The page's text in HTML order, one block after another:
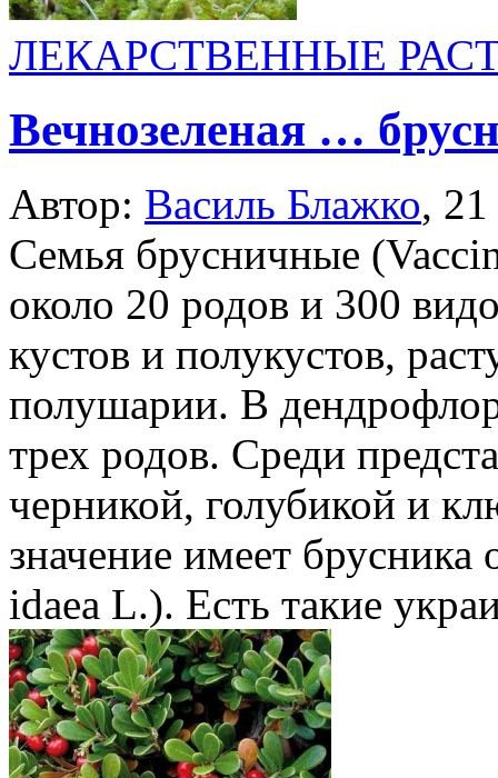
ЛЕКАРСТВЕННЫЕ
Вечнозеленая …
Автор: Василь Блажко,
Семья брусничные
около 20 родов и 300
кустов и полукустов,
полушарии. В
трех родов. Среди
черникой, голубикой и
значение имеет
idaea L.). Есть такие